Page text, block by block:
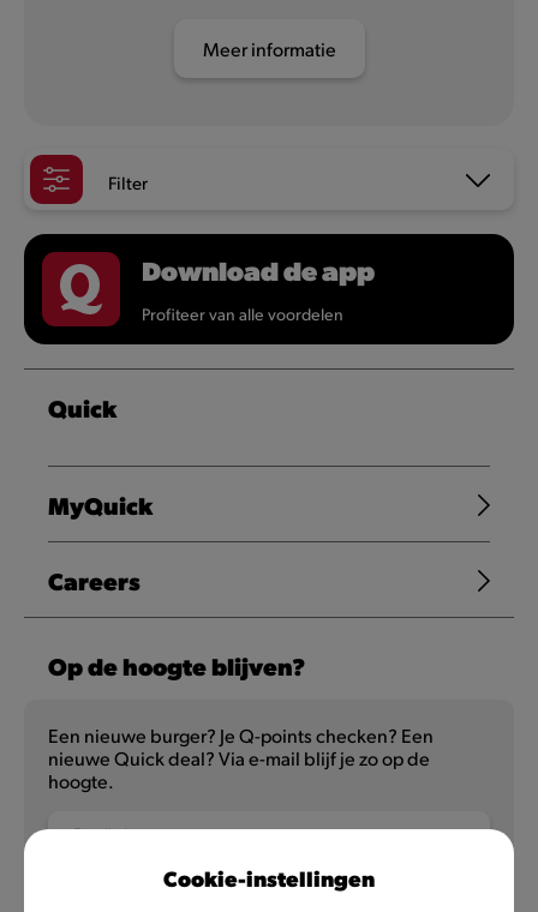
Meer informatie
Filter
Download de app
Profiteer van alle voordelen
Quick
MyQuick
Careers
Op de hoogte blijven?
Een nieuwe burger? Je Q-points checken? Een
nieuwe Quick deal? Via e-mail blijf je zo op de
hoogte.
E-mailadres
Cookie-instellingen